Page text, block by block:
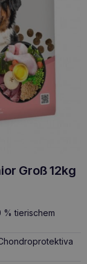
Groß 12kg
tierischem